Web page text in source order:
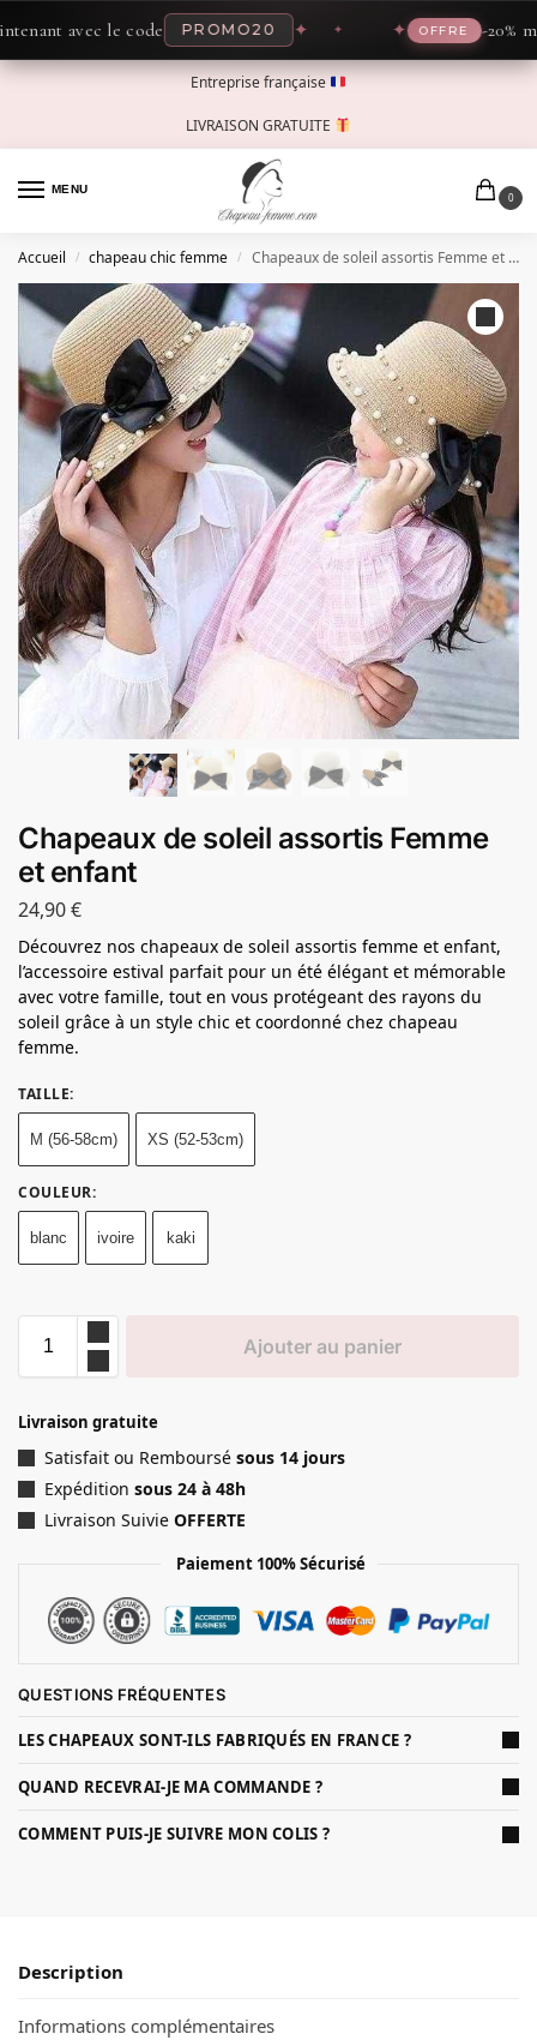
avec le code PROMO20 ✦ OFFRE -20%
Entreprise française
LIVRAISON GRATUITE
MENU
0
Accueil / chapeau chic femme / Chapeaux de soleil assortis Femme et enfant
Chapeaux de soleil assortis Femme
et enfant
24,90€
Découvrez nos chapeaux de soleil assortis femme et enfant,
l’accessoire estival parfait pour un été élégant et mémorable
avec votre famille, tout en vous protégeant des rayons du
soleil grâce à un style chic et coordonné chez chapeau
femme.
TAILLE:
M (56-58cm) XS (52-53cm)
COULEUR:
blanc ivoire kaki
Ajouter au panier
Livraison gratuite
Satisfait ou Remboursé sous 14 jours
Expédition sous 24 à 48h
Livraison Suivie OFFERTE
Paiement 100% Sécurisé
QUESTIONS FRÉQUENTES
LES CHAPEAUX SONT-ILS FABRIQUÉS EN FRANCE ?
QUAND RECEVRAI-JE MA COMMANDE ?
COMMENT PUIS-JE SUIVRE MON COLIS ?
Description
Informations complémentaires